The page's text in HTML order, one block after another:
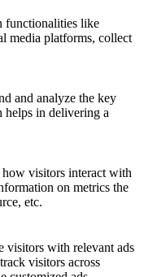
functionalities like
media platforms, collect
and analyze the key
helps in delivering a
visitors interact with
on metrics the
etc.
visitors with relevant ads
visitors across